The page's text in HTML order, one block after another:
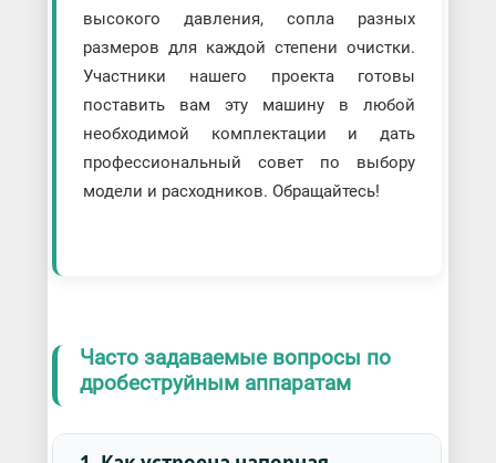
высокого давления, сопла разных
размеров для каждой степени очистки.
Участники нашего проекта готовы
поставить вам эту машину в любой
необходимой комплектации и дать
профессиональный совет по выбору
модели и расходников. Обращайтесь!
Часто задаваемые вопросы по
дробеструйным аппаратам